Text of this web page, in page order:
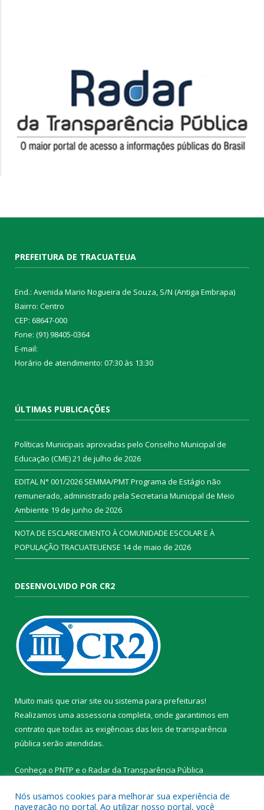
PREFEITURA DE TRACUATEUA
End.: Avenida Mario Nogueira de Souza, S/N (Antiga Embrapa)
Bairro: Centro
CEP: 68647-000
Fone: (91) 98405-0364
E-mail:
Horário de atendimento: 07:30 às 13:30
ÚLTIMAS PUBLICAÇÕES
Políticas Municipais aprovadas pelo Conselho Municipal de
Educação (CME)21 de julho de 2026
EDITAL N° 001/2026 SEMMA/PMT Programa de Estágio não
remunerado, administrado pela Secretaria Municipal de Meio
Ambiente 19 de junho de 2026
NOTA DE ESCLARECIMENTO À COMUNIDADE ESCOLAR E À
POPULAÇÃO TRACUATEUENSE 14 de maio de 2026
DESENVOLVIDO POR CR2
Muito mais que criar site ou sistema para prefeituras!
Realizamos uma assessoria completa, onde garantimos em
contrato que todas as exigências das leis de transparência
pública serão atendidas.
Conheça o PNTP e o Radar da Transparência Pública
Nós usamos cookies para melhorar sua experiência de
navegação no portal. Ao utilizar nosso portal, você